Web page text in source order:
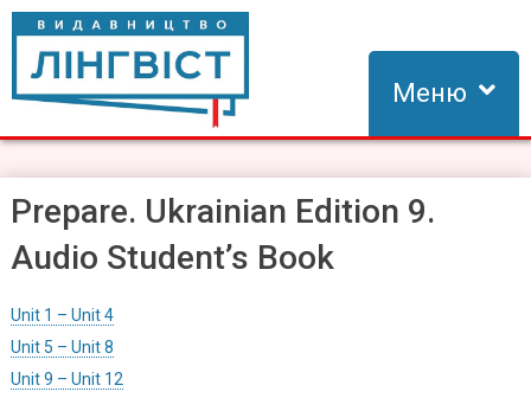
Skip
content
Видавництво Лінгвіст
Видавництво Лінгвіст – адаптація та створення видань для
Меню
Prepare. Ukrainian Edition 9.
Audio Student’s Book
Unit 1 – Unit 4
Unit 5 – Unit 8
Unit 9 – Unit 12